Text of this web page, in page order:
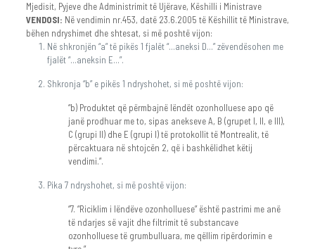
Mjedisit, Pyjeve dhe Administrimit të Ujërave, Këshilli i Ministrave
VENDOSI: Në vendimin nr.453, datë 23.6.2005 të Këshillit të Ministrave,
bëhen ndryshimet dhe shtesat, si më poshtë vijon:
Në shkronjën “a” të pikës 1 fjalët “…aneksi D…” zëvendësohen me
fjalët “…aneksin E…”.
Shkronja “b” e pikës 1 ndryshohet, si më poshtë vijon:
“b) Produktet që përmbajnë lëndët ozonholluese apo që
janë prodhuar me to, sipas anekseve A, B (grupet I, II, e III),
C (grupi II) dhe E (grupi I) të protokollit të Montrealit, të
përcaktuara në shtojcën 2, që i bashkëlidhet këtij
vendimi.”.
Pika 7 ndryshohet, si më poshtë vijon:
“7. “Riciklim i lëndëve ozonholluese” është pastrimi me anë
të ndarjes së vajit dhe filtrimit të substancave
ozonholluese të grumbulluara, me qëllim ripërdorimin e